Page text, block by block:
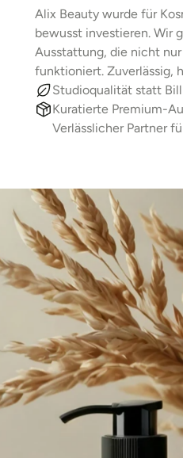
Alix Beauty wurde für
bewusst investieren. Wir
Ausstattung, die nicht
funktioniert. Zuverlässig,
Studioqualität statt
Kuratierte Premium-
Verlässlicher Partner